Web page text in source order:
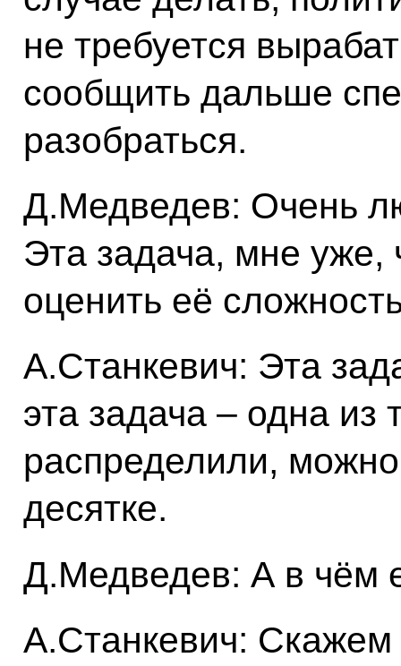
не требуется
сообщить дальше
разобраться.
Д.Медведев: Очень
Эта задача, мне уже,
оценить её
А.Станкевич: Эта
эта задача – одна из
распределили,
десятке.
Д.Медведев: А в чём
А.Станкевич: Скажем